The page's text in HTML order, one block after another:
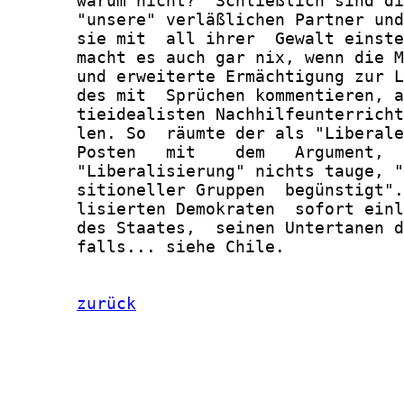
"unsere" verläßlichen Partner
sie mit  all ihrer  Gewalt
macht es auch gar nix, wenn die
und erweiterte Ermächtigung zur
des mit  Sprüchen kommentieren,
tieidealisten
len. So  räumte der als
Posten   mit    dem   Argument,
"Liberalisierung" nichts tauge,
sitioneller Gruppen
lisierten Demokraten  sofort
des Staates,  seinen Untertanen
       falls... siehe Chile.
zurück